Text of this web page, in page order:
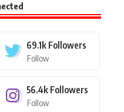
69.1k Followers
Follow
56.4k Followers
Follow